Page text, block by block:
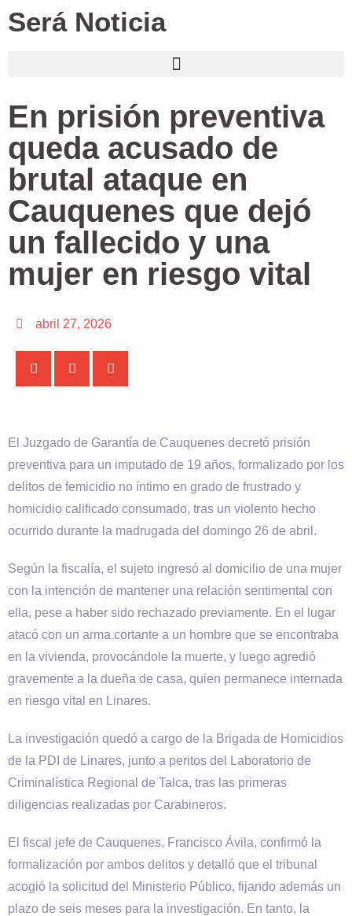
Será Noticia
En prisión preventiva
queda acusado de
brutal ataque en
Cauquenes que dejó
un fallecido y una
mujer en riesgo vital
abril 27, 2026
El Juzgado de Garantía de Cauquenes decretó prisión
preventiva para un imputado de 19 años, formalizado por los
delitos de femicidio no íntimo en grado de frustrado y
homicidio calificado consumado, tras un violento hecho
ocurrido durante la madrugada del domingo 26 de abril.
Según la fiscalía, el sujeto ingresó al domicilio de una mujer
con la intención de mantener una relación sentimental con
ella, pese a haber sido rechazado previamente. En el lugar
atacó con un arma cortante a un hombre que se encontraba
en la vivienda, provocándole la muerte, y luego agredió
gravemente a la dueña de casa, quien permanece internada
en riesgo vital en Linares.
La investigación quedó a cargo de la Brigada de Homicidios
de la PDI de Linares, junto a peritos del Laboratorio de
Criminalística Regional de Talca, tras las primeras
diligencias realizadas por Carabineros.
El fiscal jefe de Cauquenes, Francisco Ávila, confirmó la
formalización por ambos delitos y detalló que el tribunal
acogió la solicitud del Ministerio Público, fijando además un
plazo de seis meses para la investigación. En tanto, la